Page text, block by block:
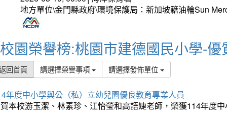
地方單位\金門縣政府\環境保護局：新加坡籍油輪Sun
校園榮譽榜:桃園市建德國民小學-優
回首頁 請選擇榮譽事項 請選擇發佈單位
年度中小學與公（私）立幼兒園優良教育專業人員
本校游玉潔、林素珍、江怡瑩和高語婕老師，榮獲114年度